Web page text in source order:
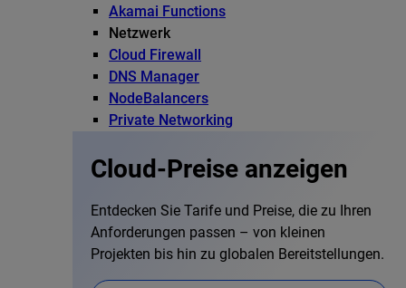
Akamai Functions
Netzwerk
Cloud Firewall
DNS Manager
NodeBalancers
Private Networking
Cloud-Preise anzeigen
Entdecken Sie Tarife und Preise, die zu Ihren
Anforderungen passen – von kleinen
Projekten bis hin zu globalen Bereitstellungen.